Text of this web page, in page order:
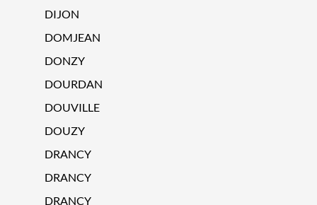
DIJON
DOMJEAN
DONZY
DOURDAN
DOUVILLE
DOUZY
DRANCY
DRANCY
DRANCY